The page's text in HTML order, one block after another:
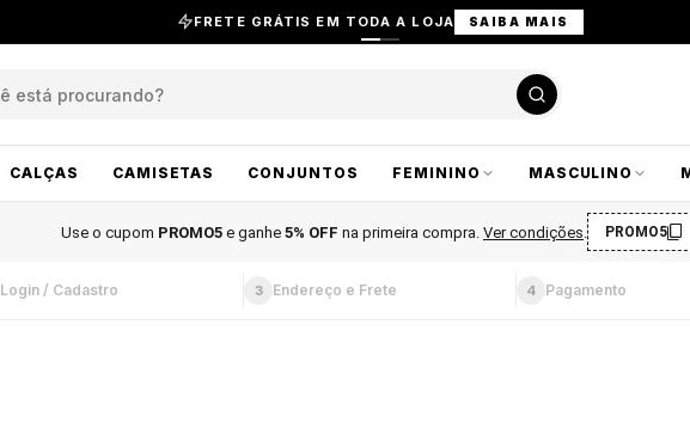
FRETE GRÁTIS EM TODA A LOJA SAIBA MAIS
CALÇAS CAMISETAS CONJUNTOS FEMININO MASCULINO
Use o cupom PROMO5 e ganhe 5% OFF na primeira compra Ver condições PROMO5
Login / Cadastro 3 Endereço e Frete 4 Pagamento